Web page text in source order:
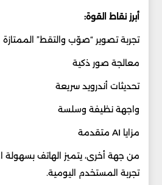
أبرز نقاط القوة:
تجربة تصوير “صوّب والتقط” الممتازة
معالجة صور ذكية
تحديثات أندرويد سريعة
واجهة نظيفة وسلسة
مزايا AI متقدمة
من جهة أخرى، يتميز الهاتف بسهولة
تجربة المستخدم اليومية.